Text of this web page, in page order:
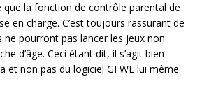
que la fonction de contrôle parental de
en charge. C’est toujours rassurant de
ne pourront pas lancer les jeux non
d’âge. Ceci étant dit, il s’agit bien
et non pas du logiciel GFWL lui même.